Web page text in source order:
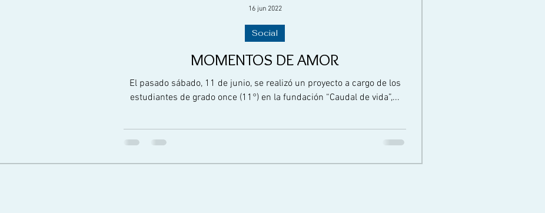
MOMENTOS DE AMOR
El pasado sábado, 11 de junio, se realizó un proyecto a cargo de los
estudiantes de grado once (11°) en la fundación “Caudal de vida”,...
Social
16 jun 2022